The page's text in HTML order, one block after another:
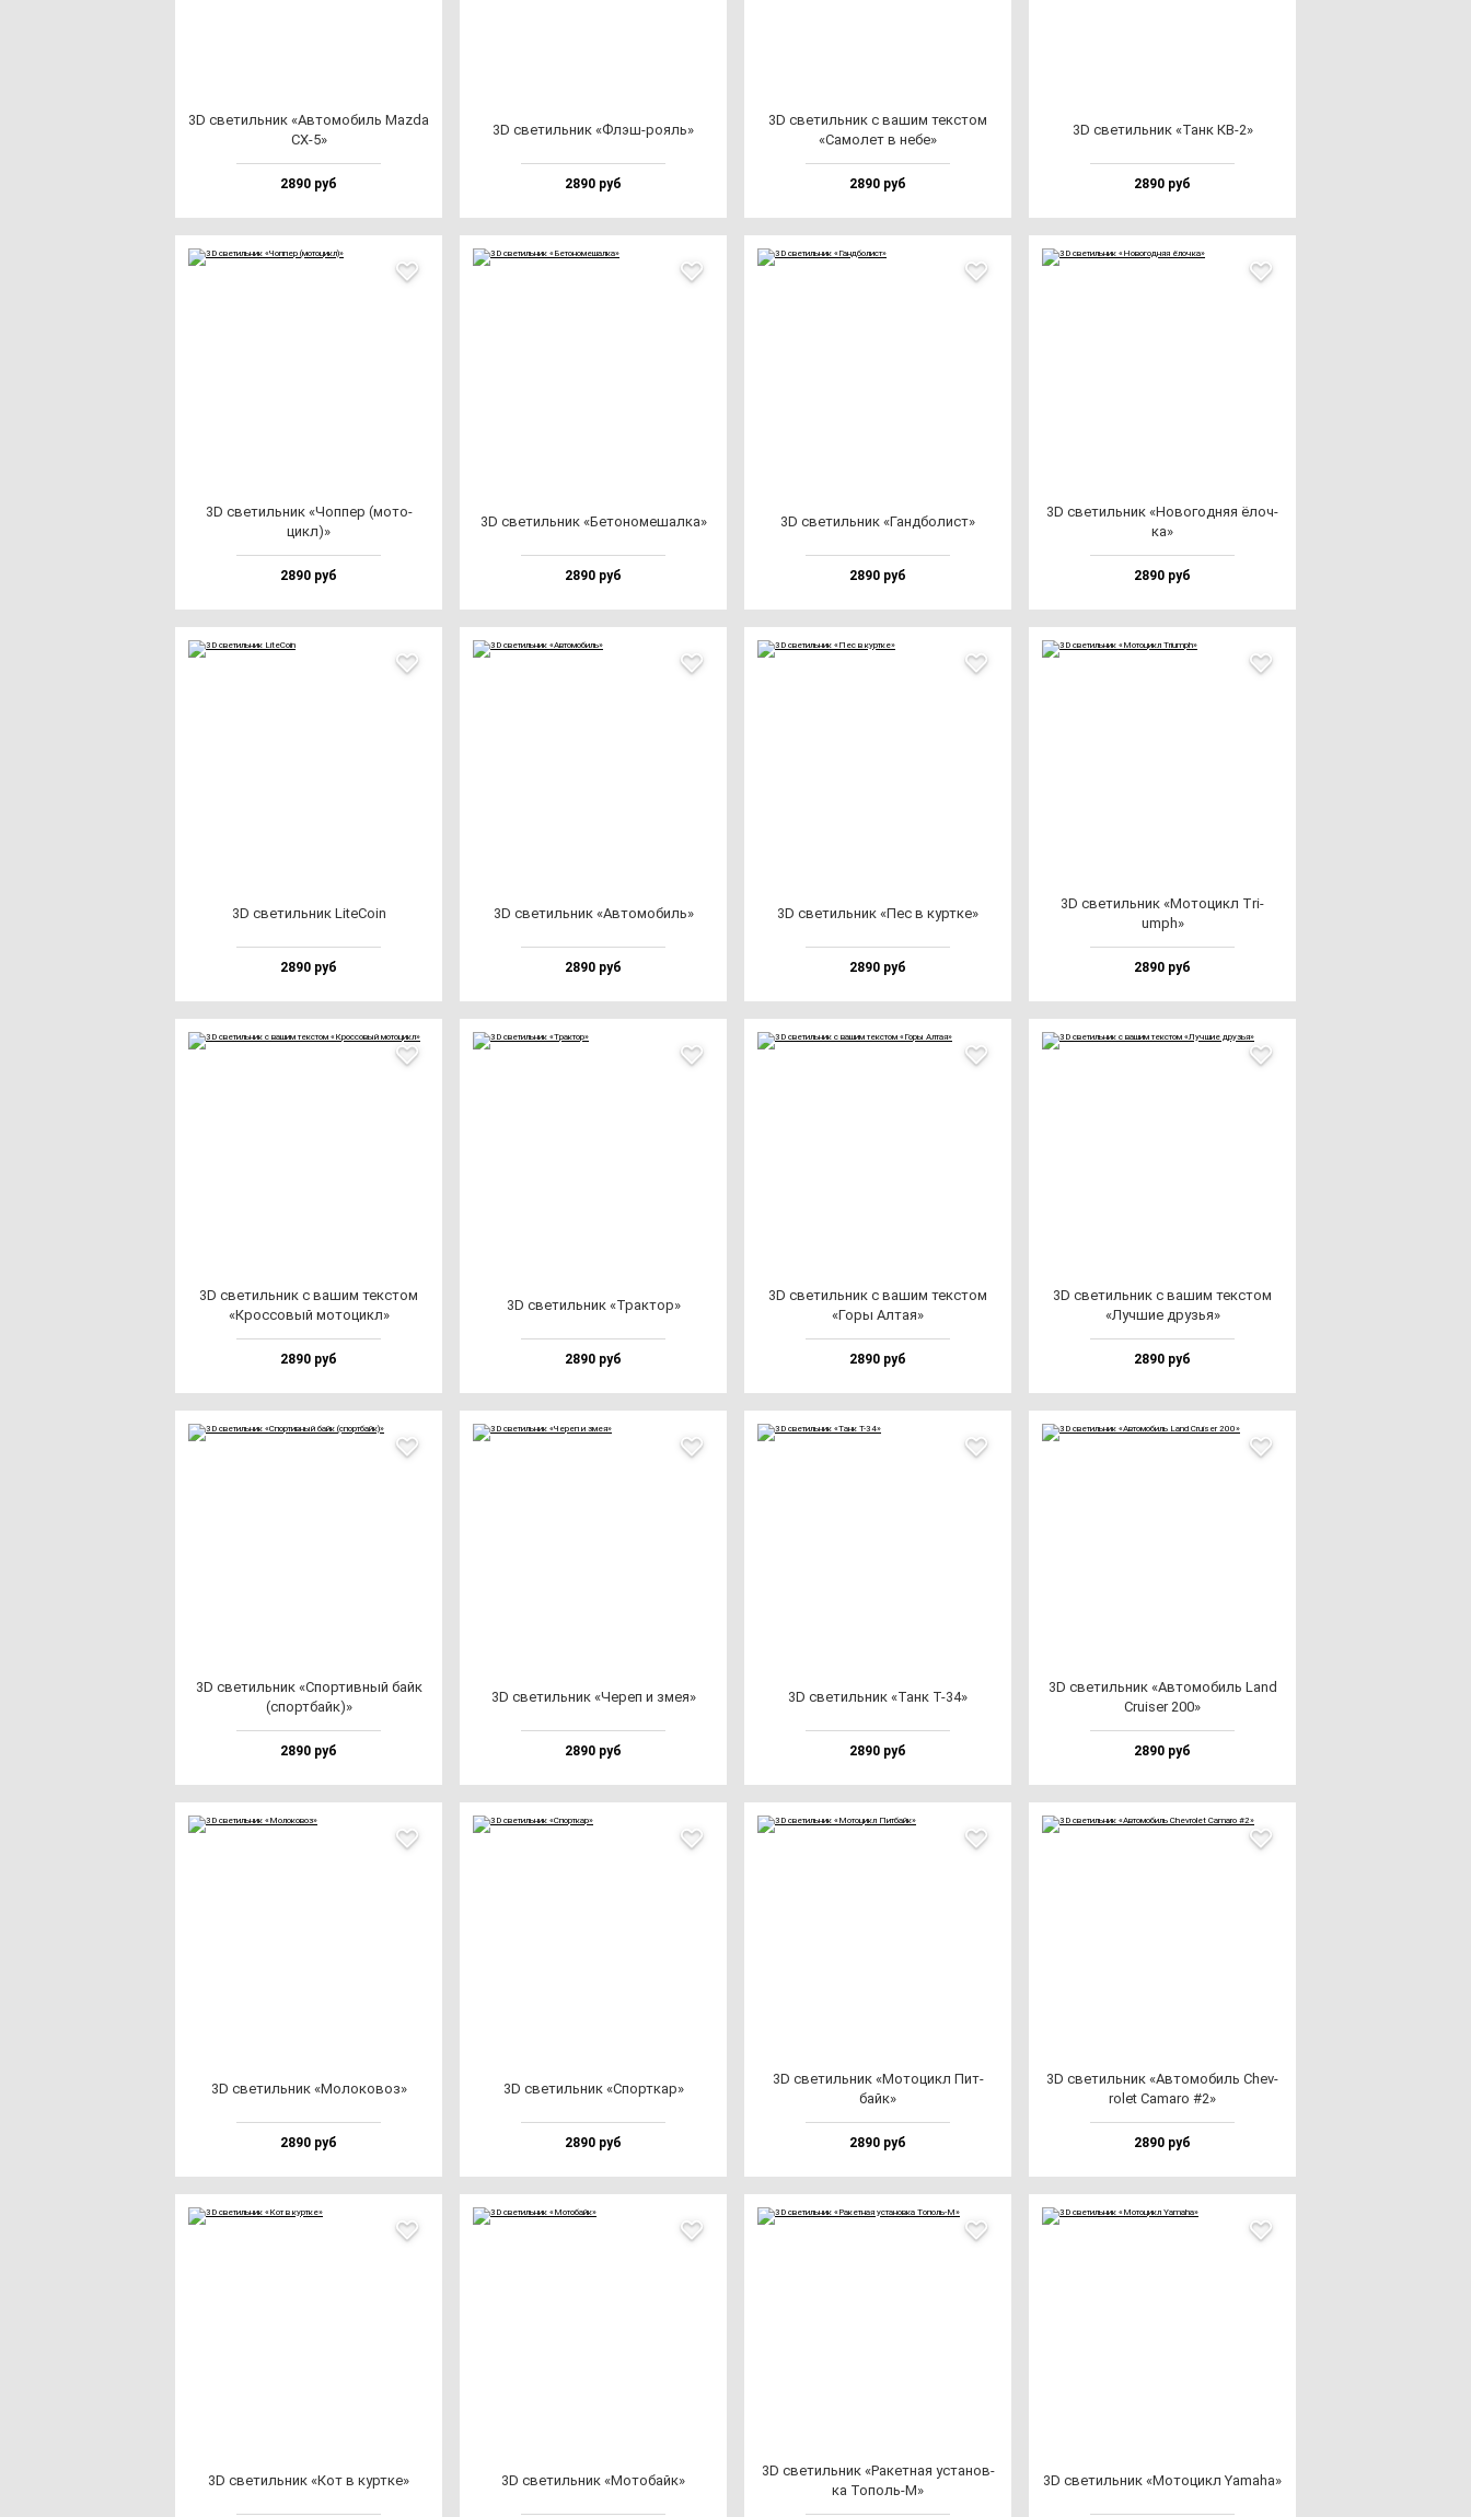
3D све­тиль­ник «Авто­мо­биль Maz­da
CX-5»
2890 руб
3D све­тиль­ник «Флэш-ро­яль»
2890 руб
3D све­тиль­ник с ва­шим тек­стом
«Само­лет в не­бе»
2890 руб
3D све­тиль­ник «Танк КВ-2»
2890 руб
3D све­тиль­ник «Чоп­пер (мо­то­
цикл)»
2890 руб
3D све­тиль­ник «Бето­но­ме­шал­ка»
2890 руб
3D све­тиль­ник «Ган­дбо­лист»
2890 руб
3D све­тиль­ник «Ново­год­няя ёлоч­
ка»
2890 руб
3D све­тиль­ник LiteCoin
2890 руб
3D све­тиль­ник «Авто­мо­биль»
2890 руб
3D све­тиль­ник «Пес в кур­тке»
2890 руб
3D све­тиль­ник «Мото­цикл Tri­
umph»
2890 руб
3D све­тиль­ник с ва­шим тек­стом
«Крос­со­вый мо­то­цикл»
2890 руб
3D све­тиль­ник «Трак­тор»
2890 руб
3D све­тиль­ник с ва­шим тек­стом
«Горы Алтая»
2890 руб
3D све­тиль­ник с ва­шим тек­стом
«Луч­шие друзья»
2890 руб
3D све­тиль­ник «Спор­тив­ный байк
(спор­тбайк)»
2890 руб
3D све­тиль­ник «Череп и змея»
2890 руб
3D све­тиль­ник «Танк Т-34»
2890 руб
3D све­тиль­ник «Авто­мо­биль Land
Cru­iser 200»
2890 руб
3D све­тиль­ник «Моло­ко­воз»
2890 руб
3D све­тиль­ник «Спор­ткар»
2890 руб
3D све­тиль­ник «Мото­цикл Пит­
байк»
2890 руб
3D све­тиль­ник «Авто­мо­биль Chev­
ro­let Cama­ro #2»
2890 руб
3D све­тиль­ник «Кот в кур­тке» 3D све­тиль­ник «Мото­байк»
3D све­тиль­ник «Ракет­ная ус­та­нов­
ка Тополь-М»
3D све­тиль­ник «Мото­цикл Yama­ha»